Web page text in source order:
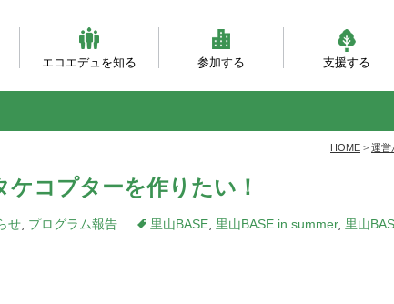
エコエデュを知る
参加する
支援する
HOME > 運営
ケコプターを作りたい！
せ プログラム報告 里山BASE 里山BASE in summer, 里山